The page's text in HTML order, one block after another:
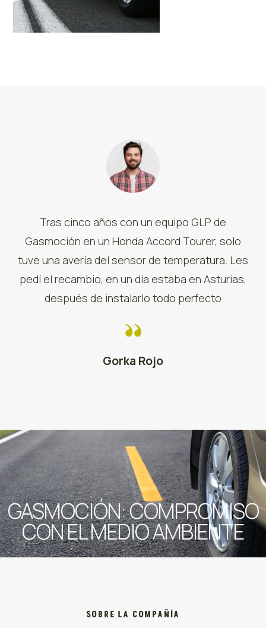
Tras cinco años con un equipo GLP de
Gasmoción en un Honda Accord Tourer, solo
tuve una avería del sensor de temperatura. Les
pedí el recambio, en un día estaba en Asturias,
después de instalarlo todo perfecto
Gorka Rojo
GASMOCIÓN: COMPROMISO
CON EL MEDIO AMBIENTE
SOBRE LA COMPAÑÍA